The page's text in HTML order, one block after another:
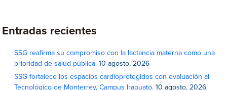
Entradas recientes
SSG reafirma su compromiso con la lactancia materna como una
prioridad de salud pública. 10 agosto, 2026
SSG fortalece los espacios cardioprotegidos con evaluación al
Tecnológico de Monterrey, Campus Irapuato. 10 agosto, 2026